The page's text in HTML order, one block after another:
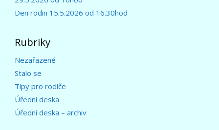
Den rodin 15.5.2026 od 16.30hod
Rubriky
Nezařazené
Stalo se
Tipy pro rodiče
Úřední deska
Úřední deska – archiv